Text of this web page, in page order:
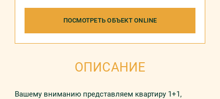
ПОСМОТРЕТЬ ОБЪЕКТ ONLINE
ОПИСАНИЕ
Вашему вниманию представляем квартиру 1+1,